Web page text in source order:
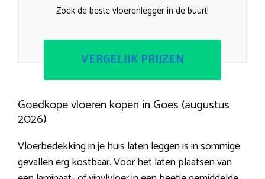
Zoek de beste vloerenlegger in de buurt!
VERGELIJK PRIJZEN
Goedkope vloeren kopen in Goes (augustus
2026)
Vloerbedekking in je huis laten leggen is in sommige
gevallen erg kostbaar. Voor het laten plaatsen van